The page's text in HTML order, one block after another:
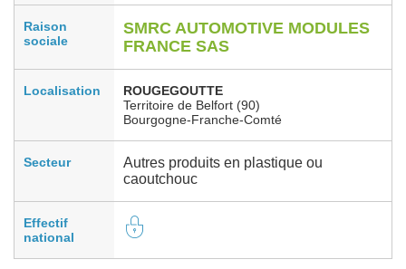
Raison
sociale
SMRC AUTOMOTIVE MODULES
FRANCE SAS
Localisation
ROUGEGOUTTE
Territoire de Belfort (90)
Bourgogne-Franche-Comté
Secteur
Autres produits en plastique ou
caoutchouc
Effectif
national